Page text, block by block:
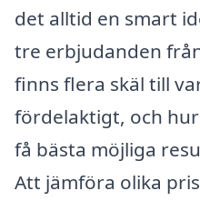
det alltid en smart
tre erbjudanden
finns flera skäl till
fördelaktigt, och
få bästa möjliga
Att jämföra olika